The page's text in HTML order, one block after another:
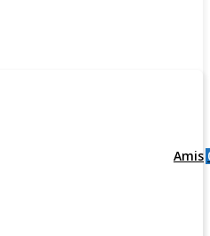
Amis